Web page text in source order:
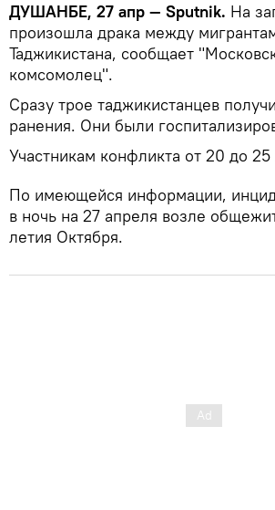
ДУШАНБЕ, 27 апр — Sputnik. На
произошла драка между
Таджикистана, сообщает
комсомолец".
Сразу трое таджикистанцев
ранения. Они были
Участникам конфликта от 20 до 25
По имеющейся информации,
в ночь на 27 апреля возле
летия Октября.